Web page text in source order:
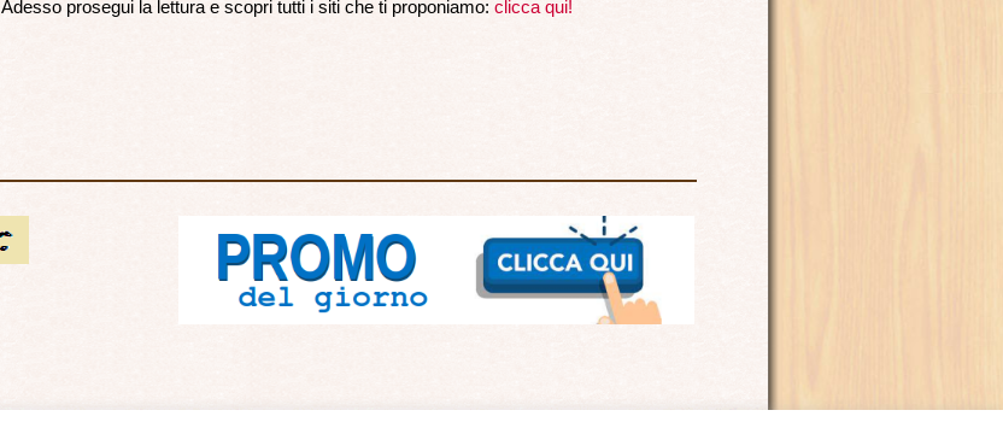
Adesso prosegui la lettura e scopri tutti i siti che ti proponiamo: clicca qui!